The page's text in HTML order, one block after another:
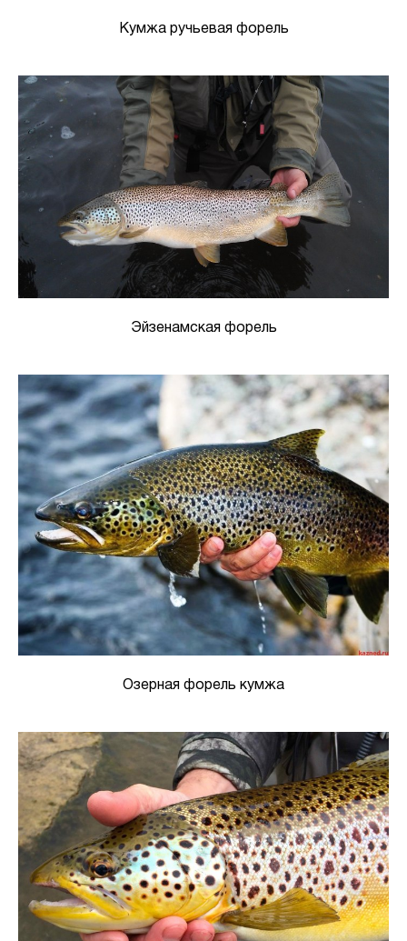
Кумжа ручьевая форель
Эйзенамская форель
Озерная форель кумжа